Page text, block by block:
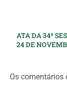
ATA DA 34ª
24 DE
Os comentários